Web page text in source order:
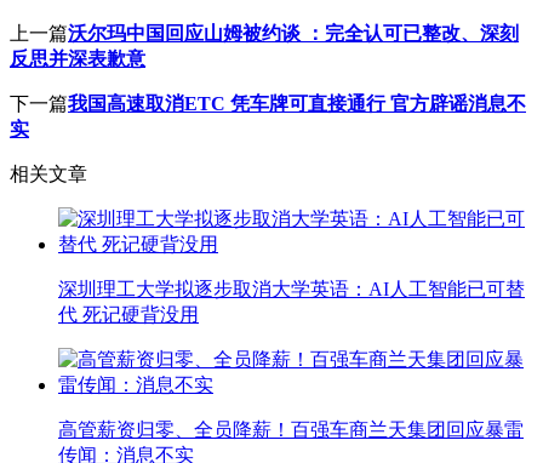
上一篇沃尔玛中国回应山姆被约谈 ：完全认可已整改、深刻
反思并深表歉意
下一篇我国高速取消ETC 凭车牌可直接通行 官方辟谣消息不
实
相关文章
深圳理工大学拟逐步取消大学英语：AI人工智能已可替
代 死记硬背没用
高管薪资归零、全员降薪！百强车商兰天集团回应暴雷
传闻：消息不实